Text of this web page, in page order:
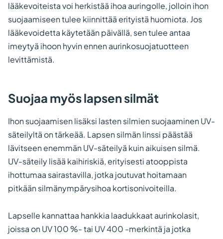
lääkevoiteista voi herkistää ihoa auringolle, jolloin ihon
suojaamiseen tulee kiinnittää erityistä huomiota. Jos
lääkevoidetta käytetään päivällä, sen tulee antaa
imeytyä ihoon hyvin ennen aurinkosuojatuotteen
levittämistä.
Suojaa myös lapsen silmät
Ihon suojaamisen lisäksi lasten silmien suojaaminen UV-
säteilyltä on tärkeää. Lapsen silmän linssi päästää
lävitseen enemmän UV-säteilyä kuin aikuisen silmä.
UV-säteily lisää kaihiriskiä, erityisesti atooppista
ihottumaa sairastavilla, jotka joutuvat hoitamaan
pitkään silmänympärysihoa kortisonivoiteilla.
Lapselle kannattaa hankkia laadukkaat aurinkolasit,
joissa on UV 100 %- tai UV 400 -merkintä ja jotka